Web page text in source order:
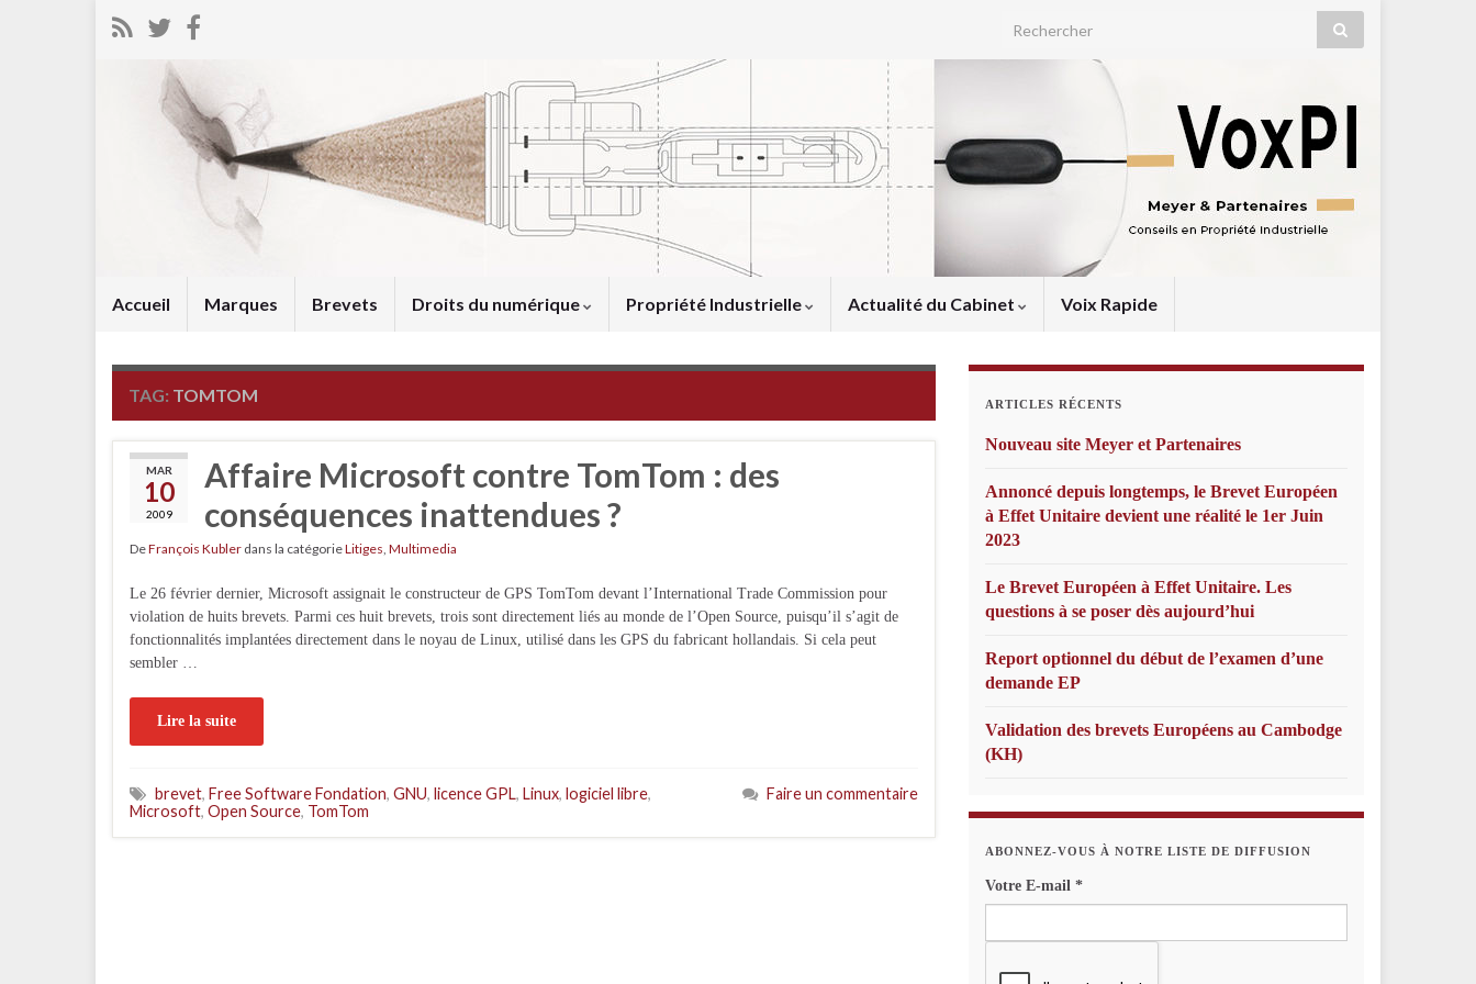
Search for:
Accueil Marques Brevets Droits du numérique Propriété Industrielle Actualité du Cabinet Voix Rapide
TAG: TOMTOM
MAR
10
2009
Affaire Microsoft contre TomTom : des
conséquences inattendues ?
DeFrançois Kubler dans la catégorieLitiges, Multimedia
Le 26 février dernier, Microsoft assignait le constructeur de GPS TomTom devant l’International Trade Commission pour
violation de huits brevets. Parmi ces huit brevets, trois sont directement liés au monde de l’Open Source, puisqu’il s’agit de
fonctionnalités implantées directement dans le noyau de Linux, utilisé dans les GPS du fabricant hollandais. Si cela peut
sembler …
Lire la suite
brevet, Free Software Fondation, GNU, licence GPL, Linux, logiciel libre,
Microsoft, Open Source, TomTom
Faire un commentaire
ARTICLES RÉCENTS
Nouveau site Meyer et Partenaires
Annoncé depuis longtemps, le Brevet Européen
à Effet Unitaire devient une réalité le 1er Juin
2023
Le Brevet Européen à Effet Unitaire. Les
questions à se poser dès aujourd’hui
Report optionnel du début de l’examen d’une
demande EP
Validation des brevets Européens au Cambodge
(KH)
ABONNEZ-VOUS À NOTRE LISTE DE DIFFUSION
Votre E-mail *